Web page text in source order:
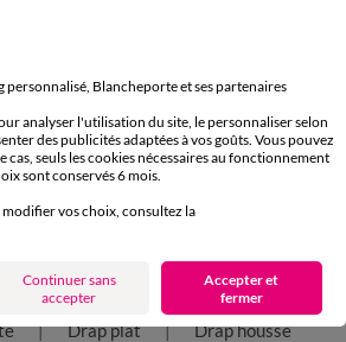
Gratuits
avec Mondial Relay uniquement
Taie d'oreiller
Drap plat Drap housse
Blancheporte et ses partenaires
analyser l'utilisation du site, le personnaliser selon
des publicités adaptées à vos goûts. Vous pouvez
cas, seuls les cookies nécessaires au fonctionnement
sont conservés 6 mois.
vos choix, consultez la
Continuer sans
accepter
Accepter et
fermer